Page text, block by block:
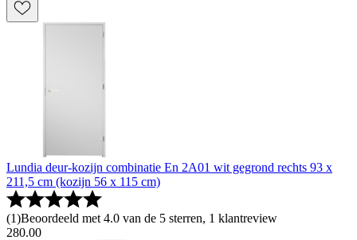
Lundia deur-kozijn combinatie En 2A01 wit gegrond rechts 93 x
211,5 cm (kozijn 56 x 115 cm)
(1)Beoordeeld met 4.0 van de 5 sterren, 1 klantreview
280.00